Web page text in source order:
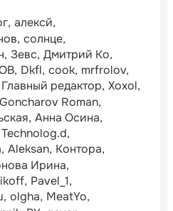
алексй
солнце
Зевс Дмитрий Ко
Dkfl cook mrfrolov
Главный редактор Xoxol
Goncharov Roman
Анна Осина
Technolog.d
Aleksan Контора
Ирина
Pavel_1
olgha MeatYo